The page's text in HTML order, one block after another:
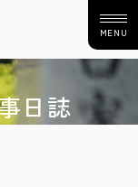
MENU
日誌